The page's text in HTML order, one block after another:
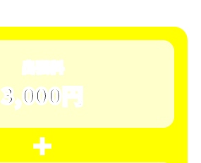
出張料
3,000円
＋